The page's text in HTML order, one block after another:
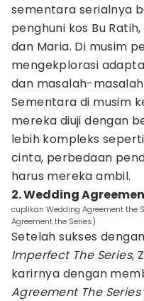
sementara serialnya
penghuni kos Bu
dan Maria. Di musim
mengekplorasi
dan masalah-
Sementara di musim
mereka diuji dengan
lebih kompleks
cinta, perbedaan
harus mereka ambil.
2. Wedding
cuplikan Wedding Agreement the
Agreement the Series)
Setelah sukses
Imperfect The Series,
karirnya dengan
Agreement The Series